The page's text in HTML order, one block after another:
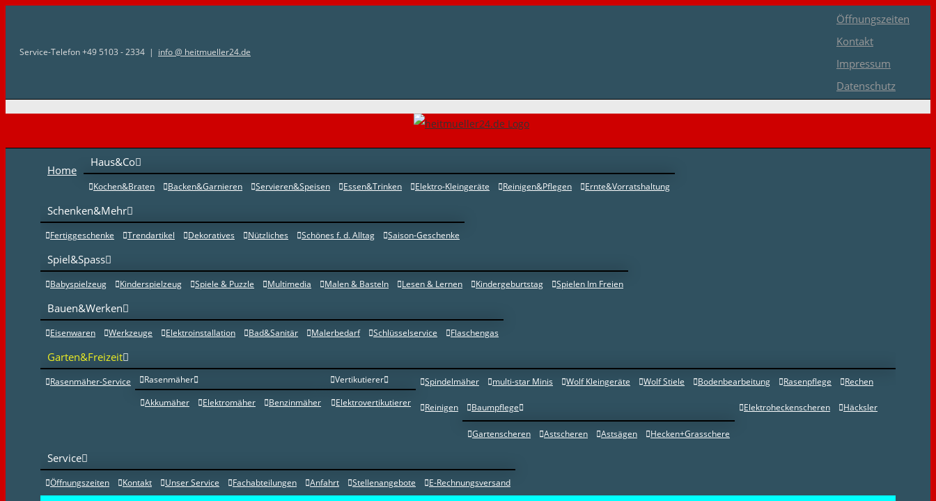
springen
Service-Telefon +49 5103 - 2334 | info @ heitmueller24.de
Öffnungszeiten
Kontakt
Impressum
Datenschutz
Home
Haus&Co
Kochen&Braten Backen&Garnieren Servieren&Speisen Essen&Trinken Elektro-Kleingeräte Reinigen&Pflegen Ernte&Vorratshaltung
Schenken&Mehr
Fertiggeschenke Trendartikel Dekoratives Nützliches Schönes f. d. Alltag Saison-Geschenke
Spiel&Spass
Babyspielzeug Kinderspielzeug Spiele & Puzzle Multimedia Malen & Basteln Lesen & Lernen Kindergeburtstag Spielen Im Freien
Bauen&Werken
Eisenwaren Werkzeuge Elektroinstallation Bad&Sanitär Malerbedarf Schlüsselservice Flaschengas
Garten&Freizeit
Rasenmäher-Service
Rasenmäher
Akkumäher
Elektromäher Benzinmäher
Vertikutierer
Elektrovertikutierer
Spindelmäher multi-star Minis Wolf Kleingeräte Wolf Stiele Bodenbearbeitung Rasenpflege Rechen
Reinigen Baumpflege
Gartenscheren Astscheren Astsägen Hecken+Grasschere
Elektroheckenscheren Häcksler
Service
Öffnungszeiten Kontakt Unser Service Fachabteilungen Anfahrt Stellenangebote E-Rechnungsversand